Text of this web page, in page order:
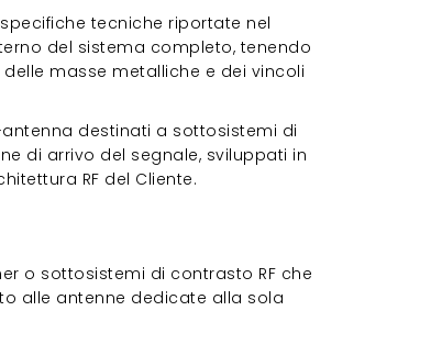
tecniche riportate nel
del sistema completo, tenendo
masse metalliche e dei vincoli
destinati a sottosistemi di
di arrivo del segnale, sviluppati in
RF del Cliente.
o sottosistemi di contrasto RF che
alle antenne dedicate alla sola